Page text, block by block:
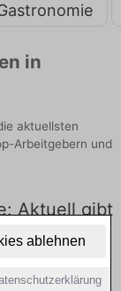
ablehnen
in
aktuellsten
Arbeitgebern und
Aktuell gibt
in